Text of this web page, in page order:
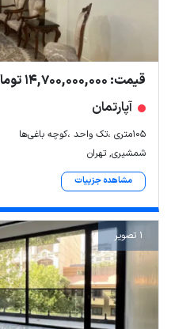
قیمت: 14,700,000,000 تومان
آپارتمان
105متری ،تک واحد ،کوچه باغی‌ها
شمشیری, تهران
مشاهده جزییات
1 تصویر